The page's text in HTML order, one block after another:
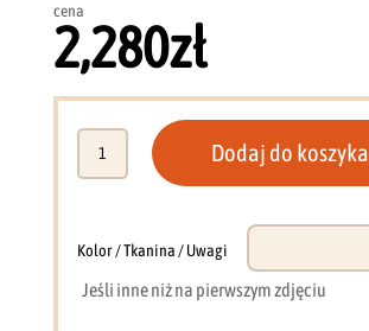
cena
2,280zł
grafit
GM
Dodaj do koszyka
Kolor / Tkanina / Uwagi
Jeśli inne niż na pierwszym zdjęciu